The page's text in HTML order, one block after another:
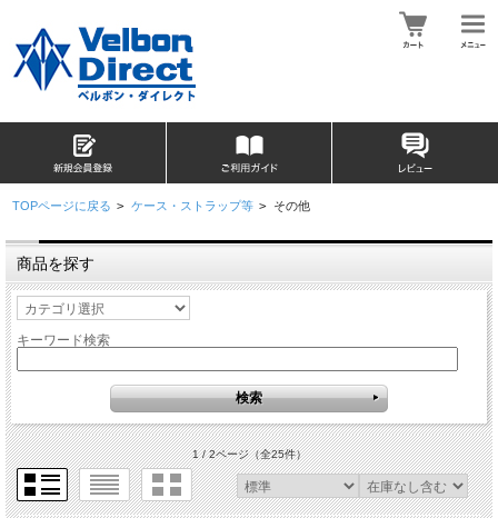
TOPページに戻る > ケース・ストラップ等 > その他
商品を探す
キーワード検索
1 / 2ページ（全25件）